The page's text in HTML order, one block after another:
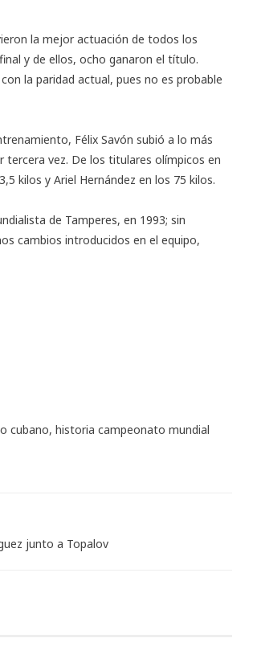
la mejor actuación de todos los
y de ellos, ocho ganaron el título.
la paridad actual, pues no es probable
Félix Savón subió a lo más
vez. De los titulares olímpicos en
kilos y Ariel Hernández en los 75 kilos.
de Tamperes, en 1993; sin
cambios introducidos en el equipo,
cubano, historia campeonato mundial
junto a Topalov